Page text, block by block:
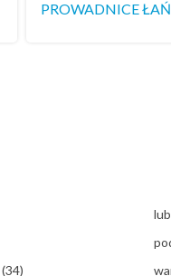
PROWADNICE
(34)